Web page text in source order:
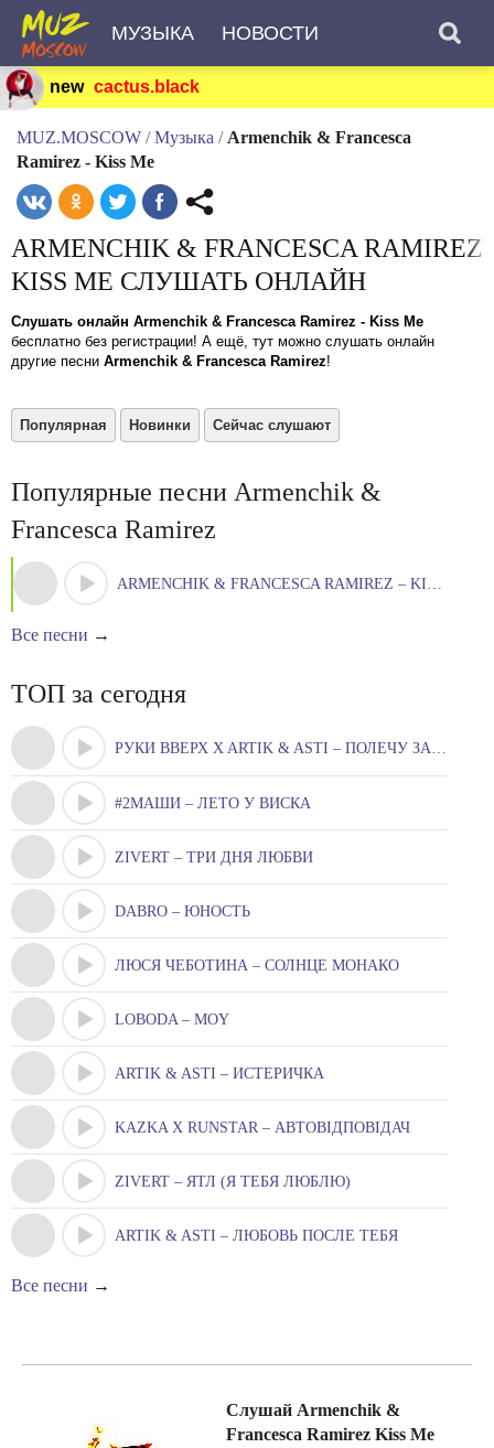
МУЗЫКА НОВОСТИ
new cactus.black
MUZ.MOSCOW / Музыка / Armenchik & Francesca
Ramirez - Kiss Me
ARMENCHIK & FRANCESCA RAMIREZ
KISS ME СЛУШАТЬ ОНЛАЙН
Слушать онлайн Armenchik & Francesca Ramirez - Kiss Me
бесплатно без регистрации! А ещё, тут можно слушать онлайн
другие песни Armenchik & Francesca Ramirez!
Популярная Новинки Сейчас слушают
Популярные песни Armenchik &
Francesca Ramirez
ARMENCHIK & FRANCESCA RAMIREZ – KISS ME
Все песни →
ТОП за сегодня
РУКИ ВВЕРХ X ARTIK & ASTI – ПОЛЕЧУ ЗА ТОБОЮ
#2МАШИ – ЛЕТО У ВИСКА
ZIVERT – ТРИ ДНЯ ЛЮБВИ
DABRO – ЮНОСТЬ
ЛЮСЯ ЧЕБОТИНА – СОЛНЦЕ МОНАКО
LOBODA – MOY
ARTIK & ASTI – ИСТЕРИЧКА
KAZKA X RUNSTAR – АВТОВІДПОВІДАЧ
ZIVERT – ЯТЛ (Я ТЕБЯ ЛЮБЛЮ)
ARTIK & ASTI – ЛЮБОВЬ ПОСЛЕ ТЕБЯ
Все песни →
Слушай Armenchik &
Francesca Ramirez Kiss Me